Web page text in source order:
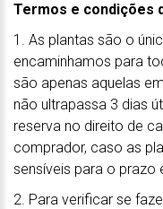
Termos e condições
1. As plantas são o
encaminhamos para
são apenas aquelas
não ultrapassa 3 dias
reserva no direito de
comprador, caso as
sensíveis para o prazo
2. Para verificar se